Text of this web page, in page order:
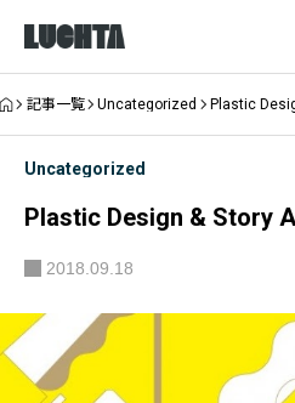
記事一覧 Uncategorized Plastic
Uncategorized
Plastic Design & Story
2018.09.18